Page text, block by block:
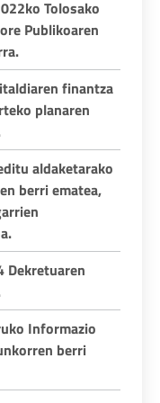
Tolosako
Publikoaren
finantza
planaren
aldaketarako
berri ematea,
Dekretuaren
Informazio
berri